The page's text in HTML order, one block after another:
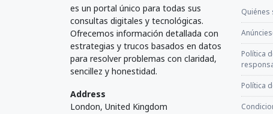
es un portal único para todas sus
consultas digitales y tecnológicas.
Ofrecemos información detallada con
estrategias y trucos basados en datos
para resolver problemas con claridad,
sencillez y honestidad.
Address
London, United Kingdom
Quiénes
Política
Política